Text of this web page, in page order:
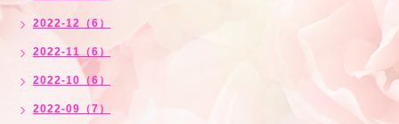
2022-12（6）
2022-11（6）
2022-10（6）
2022-09（7）